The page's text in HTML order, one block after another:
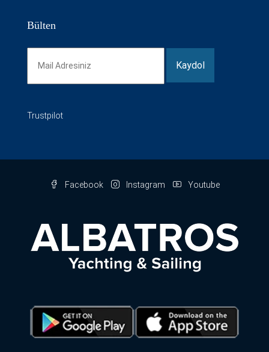
Bülten
Trustpilot
Facebook Instagram Youtube